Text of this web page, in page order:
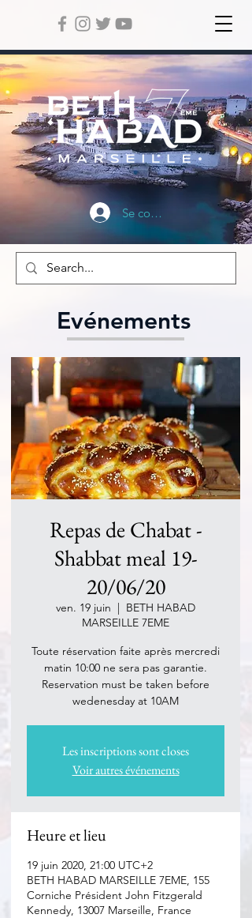
Se connecter
Evénements
Repas de Chabat -
Shabbat meal 19-
20/06/20
ven. 19 juin
  |
BETH HABAD
MARSEILLE 7EME
Toute réservation faite après mercredi
matin 10:00 ne sera pas garantie.
Reservation must be taken before
wedenesday at 10AM
Les inscriptions sont closes
Voir autres événements
Heure et lieu
19 juin 2020, 21:00 UTC+2
BETH HABAD MARSEILLE 7EME, 155
Corniche Président John Fitzgerald
Kennedy, 13007 Marseille, France